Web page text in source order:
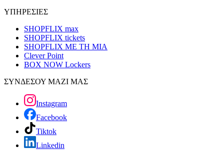
ΥΠΗΡΕΣΙΕΣ
SHOPFLIX max
SHOPFLIX tickets
SHOPFLIX ΜΕ ΤΗ ΜΙΑ
Clever Point
BOX NOW Lockers
ΣΥΝΔΕΣΟΥ ΜΑΖΙ ΜΑΣ
Instagram
Facebook
Tiktok
Linkedin